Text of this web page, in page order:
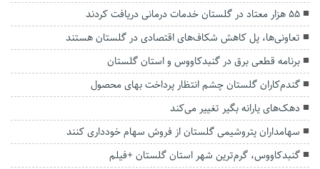
۵۵ هزار معتاد در گلستان خدمات درمانی دریافت کردند
تعاونی‌ها، پل کاهش شکاف‌های اقتصادی در گلستان هستند
برنامه قطعی برق در گنبدکاووس و استان گلستان
گندم‌کاران گلستان چشم انتظار پرداخت بهای محصول
دهک‌های یارانه بگیر تغییر می‌کند‌
سهامداران پتروشیمی گلستان از فروش سهام خودداری کنند
گنبدکاووس، گرم‌ترین شهر استان گلستان +فیلم